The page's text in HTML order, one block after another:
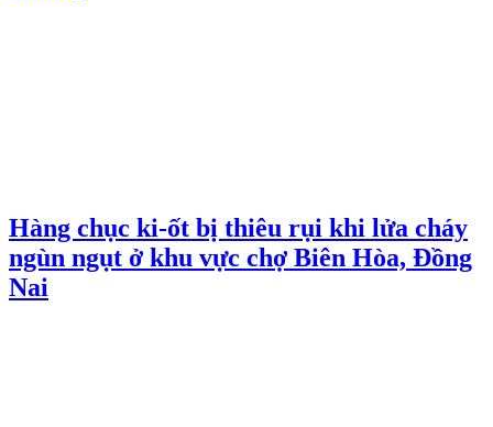
Hàng chục ki-ốt bị thiêu rụi khi lửa cháy
ngùn ngụt ở khu vực chợ Biên Hòa, Đồng
Nai